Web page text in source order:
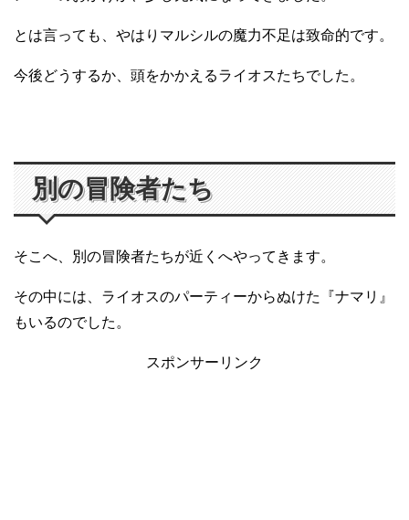
とは言っても、やはりマルシルの魔力不足は致命的です。
今後どうするか、頭をかかえるライオスたちでした。
別の冒険者たち
そこへ、別の冒険者たちが近くへやってきます。
その中には、ライオスのパーティーからぬけた『ナマリ』
もいるのでした。
スポンサーリンク